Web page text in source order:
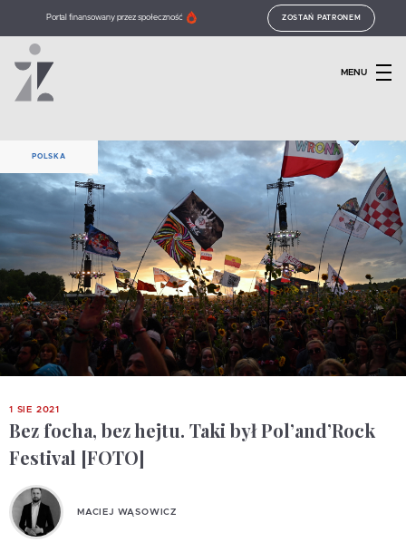
Portal finansowany przez społeczność ZOSTAŃ PATRONEM
MENU
POLSKA
1 SIE 2021
Bez focha, bez hejtu. Taki był Pol’and’Rock
Festival [FOTO]
MACIEJ WĄSOWICZ